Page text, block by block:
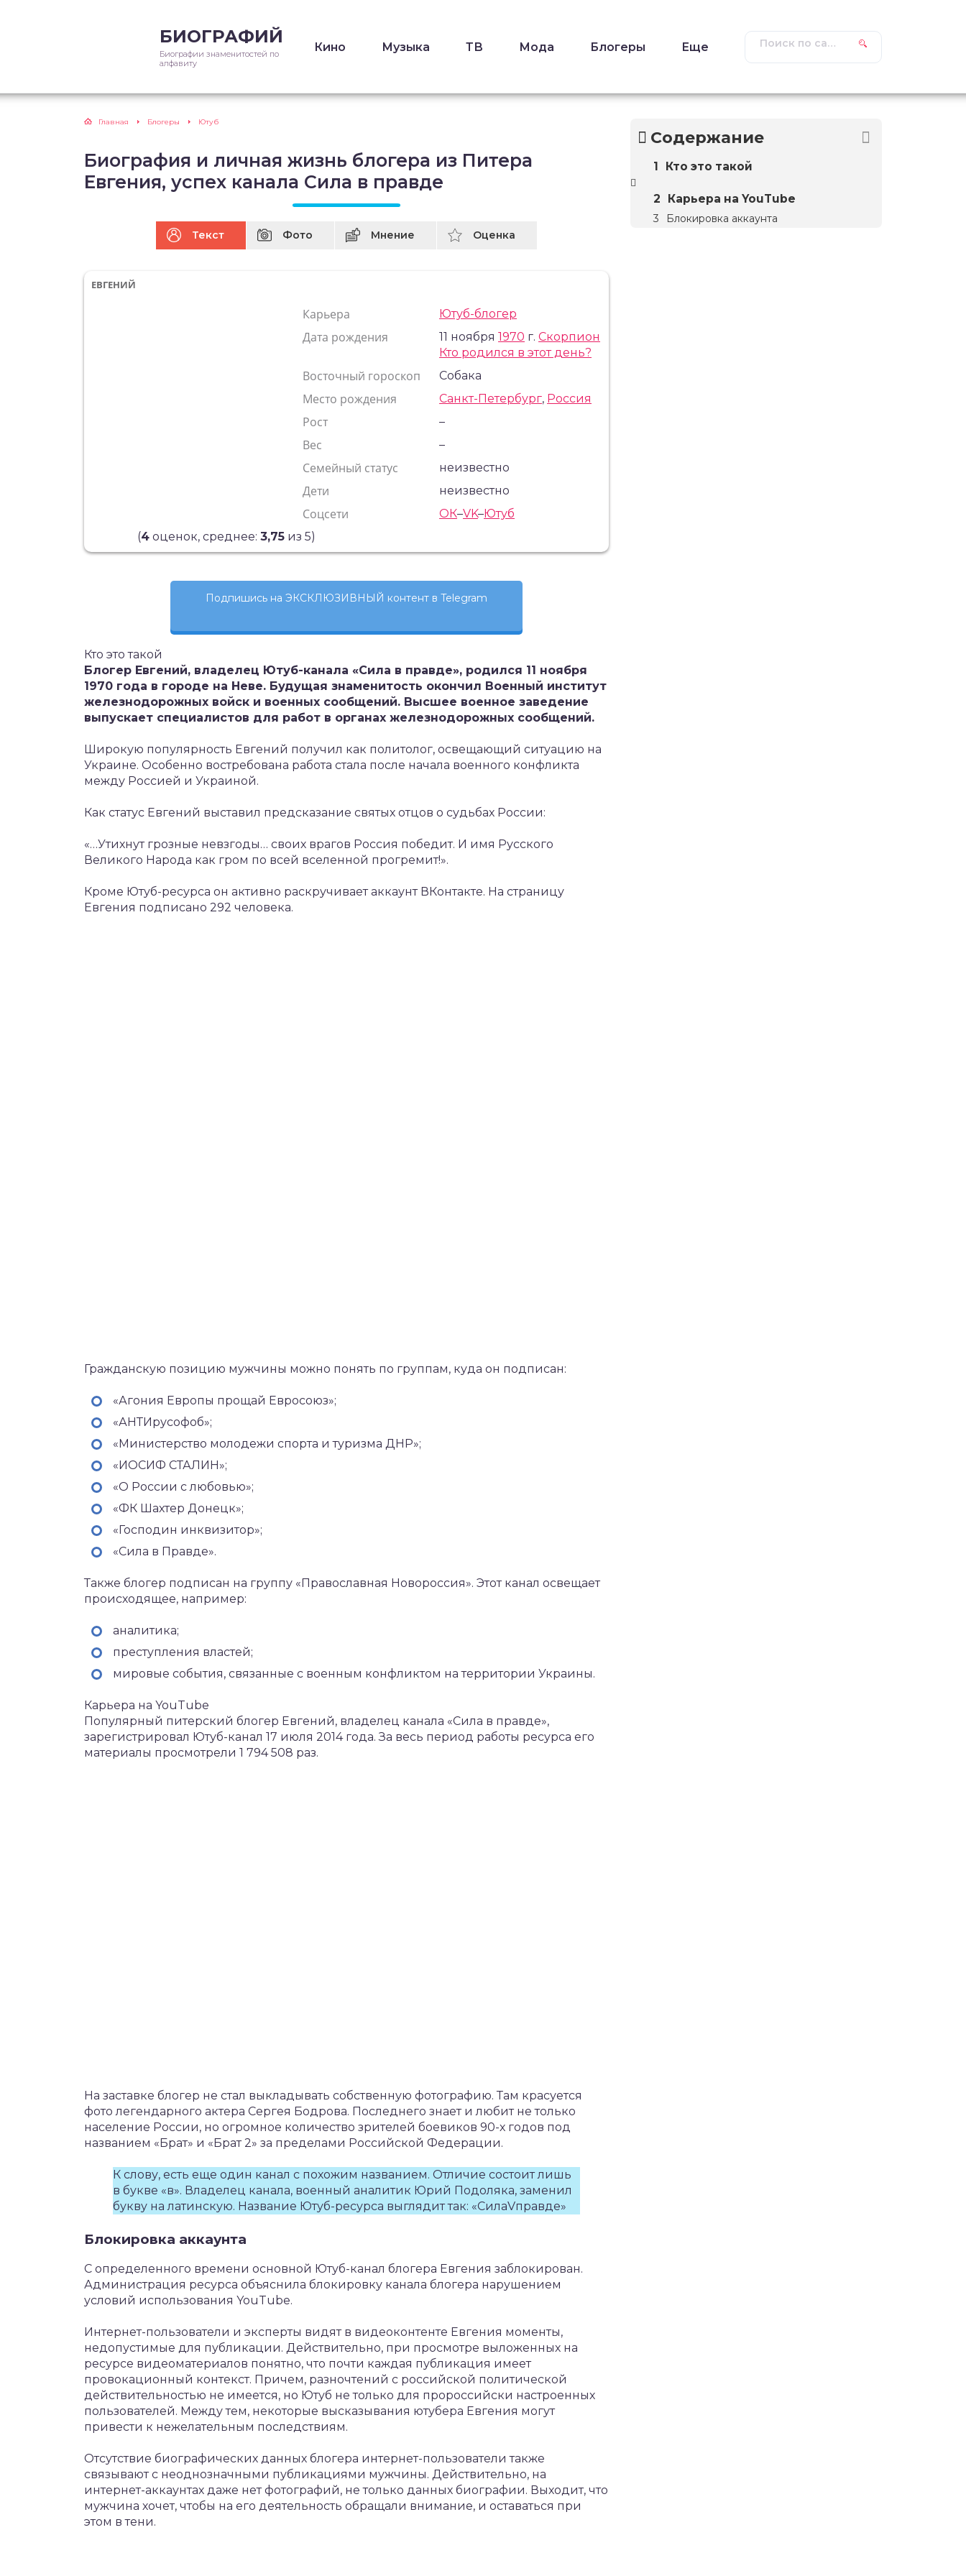
БИОГРАФИЙ
Биографии знаменитостей по
алфавиту
Кино Музыка ТВ Мода Блогеры Еще
Главная Блогеры Ютуб
Биография и личная жизнь блогера из Питера
Евгения, успех канала Сила в правде
Текст Фото Мнение Оценка
ЕВГЕНИЙ
Карьера Ютуб-блогер
Дата рождения 11 ноября1970 г.Скорпион
Кто родился в этот день?
Восточный гороскоп Собака
Место рождения Санкт-Петербург, Россия
Рост –
Вес –
Семейный статус неизвестно
Дети неизвестно
Соцсети ОК–VK–Ютуб
(4 оценок, среднее: 3,75 из 5)
Подпишись на ЭКСКЛЮЗИВНЫЙ контент в Telegram
Кто это такой
Блогер Евгений, владелец Ютуб-канала «Сила в правде», родился 11 ноября
1970 года в городе на Неве. Будущая знаменитость окончил Военный институт
железнодорожных войск и военных сообщений. Высшее военное заведение
выпускает специалистов для работ в органах железнодорожных сообщений.
Широкую популярность Евгений получил как политолог, освещающий ситуацию на
Украине. Особенно востребована работа стала после начала военного конфликта
между Россией и Украиной.
Как статус Евгений выставил предсказание святых отцов о судьбах России:
«…Утихнут грозные невзгоды… своих врагов Россия победит. И имя Русского
Великого Народа как гром по всей вселенной прогремит!».
Кроме Ютуб-ресурса он активно раскручивает аккаунт ВКонтакте. На страницу
Евгения подписано 292 человека.
Гражданскую позицию мужчины можно понять по группам, куда он подписан:
«Агония Европы прощай Евросоюз»;
«АНТИрусофоб»;
«Министерство молодежи спорта и туризма ДНР»;
«ИОСИФ СТАЛИН»;
«О России с любовью»;
«ФК Шахтер Донецк»;
«Господин инквизитор»;
«Сила в Правде».
Также блогер подписан на группу «Православная Новороссия». Этот канал освещает
происходящее, например:
аналитика;
преступления властей;
мировые события, связанные с военным конфликтом на территории Украины.
Карьера на YouTube
Популярный питерский блогер Евгений, владелец канала «Сила в правде»,
зарегистрировал Ютуб-канал 17 июля 2014 года. За весь период работы ресурса его
материалы просмотрели 1 794 508 раз.
На заставке блогер не стал выкладывать собственную фотографию. Там красуется
фото легендарного актера Сергея Бодрова. Последнего знает и любит не только
население России, но огромное количество зрителей боевиков 90-х годов под
названием «Брат» и «Брат 2» за пределами Российской Федерации.
К слову, есть еще один канал с похожим названием. Отличие состоит лишь
в букве «в». Владелец канала, военный аналитик Юрий Подоляка, заменил
букву на латинскую. Название Ютуб-ресурса выглядит так: «СилаVправде»
Блокировка аккаунта
С определенного времени основной Ютуб-канал блогера Евгения заблокирован.
Администрация ресурса объяснила блокировку канала блогера нарушением
условий использования YouTube.
Интернет-пользователи и эксперты видят в видеоконтенте Евгения моменты,
недопустимые для публикации. Действительно, при просмотре выложенных на
ресурсе видеоматериалов понятно, что почти каждая публикация имеет
провокационный контекст. Причем, разночтений с российской политической
действительностью не имеется, но Ютуб не только для пророссийски настроенных
пользователей. Между тем, некоторые высказывания ютубера Евгения могут
привести к нежелательным последствиям.
Отсутствие биографических данных блогера интернет-пользователи также
связывают с неоднозначными публикациями мужчины. Действительно, на
интернет-аккаунтах даже нет фотографий, не только данных биографии. Выходит, что
мужчина хочет, чтобы на его деятельность обращали внимание, и оставаться при
этом в тени.
Содержание
Кто это такой
Карьера на YouTube
Блокировка аккаунта